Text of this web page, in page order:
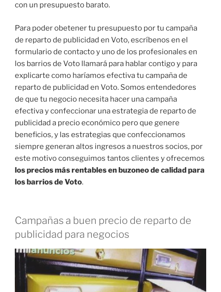
con un presupuesto barato.
Para poder obetener tu presupuesto por tu campaña
de reparto de publicidad en Voto, escríbenos en el
formulario de contacto y uno de los profesionales en
los barrios de Voto llamará para hablar contigo y para
explicarte como haríamos efectiva tu campaña de
reparto de publicidad en Voto. Somos entendedores
de que tu negocio necesita hacer una campaña
efectiva y confeccionar una estrategia de reparto de
publicidad a precio económico pero que genere
beneficios, y las estrategias que confeccionamos
siempre generan altos ingresos a nuestros socios, por
este motivo conseguimos tantos clientes y ofrecemos
los precios más rentables en buzoneo de calidad para
los barrios de Voto.
Campañas a buen precio de reparto de
publicidad para negocios